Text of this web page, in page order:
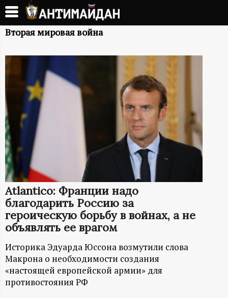
Перейти
основному
А
Н
Т
И
М
А
Й
Д
А
Н
-
Вторая мировая война
Atlantico: Франции надо
благодарить Россию за
героическую борьбу в войнах, а не
объявлять ее врагом
Историка Эдуарда Юссона возмутили слова
Макрона о необходимости создания
«настоящей европейской армии» для
противостояния РФ